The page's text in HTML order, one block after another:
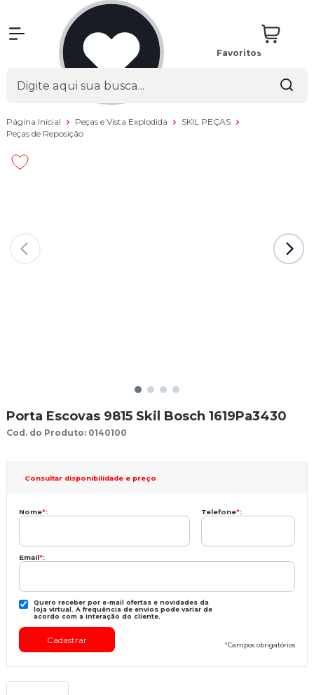
Favoritos
Página Inicial Peças e Vista Explodida
SKIL PEÇAS
Peças de Reposição
Porta Escovas 9815 Skil Bosch 1619Pa3430
Cod. do Produto: 0140100
Consultar disponibilidade e preço
Nome*: Telefone*:
Email*:
Quero receber por e-mail ofertas e novidades da
loja virtual. A frequência de envios pode variar de
acordo com a interação do cliente.
*Campos obrigatórios